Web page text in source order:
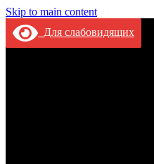
Skip to main content
Для слабовидящих